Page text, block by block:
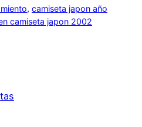
, camiseta japon año
camiseta japon 2002